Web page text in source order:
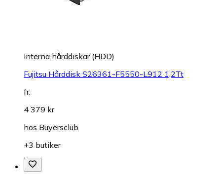
Interna hårddiskar (HDD)
Fujitsu Hårddisk S26361-F5550-L912 1,2Tt
fr.
4 379 kr
hos Buyersclub
+3 butiker